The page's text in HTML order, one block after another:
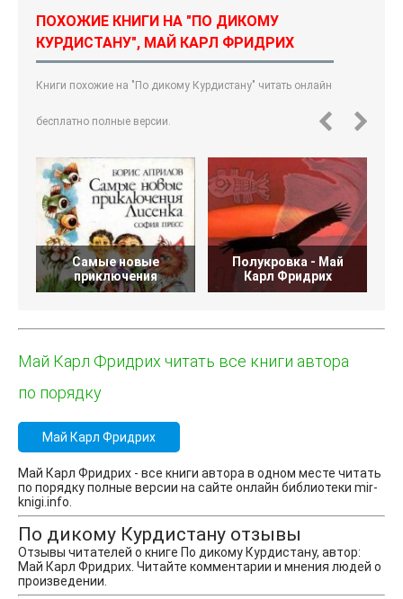
ПОХОЖИЕ КНИГИ НА "ПО ДИКОМУ
КУРДИСТАНУ", МАЙ КАРЛ ФРИДРИХ
Книги похожие на "По дикому Курдистану" читать онлайн
бесплатно полные версии.
Самые новые
приключения
Полукровка - Май
Карл Фридрих
Май Карл Фридрих читать все книги автора
по порядку
Май Карл Фридрих
Май Карл Фридрих - все книги автора в одном месте читать
по порядку полные версии на сайте онлайн библиотеки mir-
knigi.info.
По дикому Курдистану отзывы
Отзывы читателей о книге По дикому Курдистану, автор:
Май Карл Фридрих. Читайте комментарии и мнения людей о
произведении.